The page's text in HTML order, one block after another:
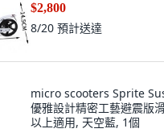
$2,800
8/20 預計送達
micro scooters Sprite
優雅設計精密工藝避震版
以上適用, 天空藍, 1個